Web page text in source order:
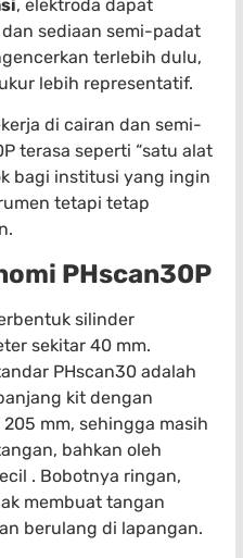
, elektroda dapat
sediaan semi-padat
terlebih dulu,
lebih representatif.
di cairan dan semi-
terasa seperti “satu alat
bagi institusi yang ingin
tetapi tetap
PHscan30P
silinder
sekitar 40 mm.
PHscan30 adalah
kit dengan
mm, sehingga masih
bahkan oleh
. Bobotnya ringan,
membuat tangan
berulang di lapangan.